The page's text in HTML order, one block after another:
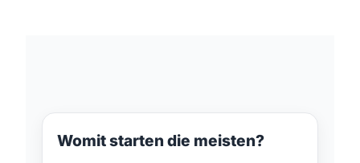
Womit starten die meisten?